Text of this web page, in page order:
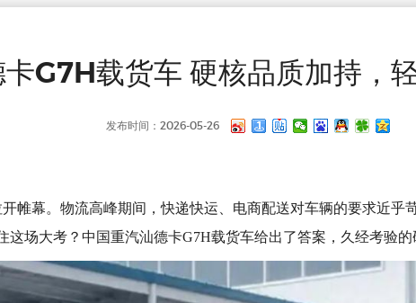
G7H载货车 硬核品质加持，
发布时间：2026-05-26
开帷幕。物流高峰期间，快递快运、电商配送对车辆的要求近
这场大考？中国重汽汕德卡G7H载货车给出了答案，久经考验的